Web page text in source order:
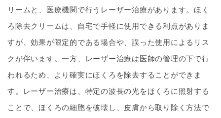
リームと、医療機関で行うレーザー治療があります。ほく
ろ除去クリームは、自宅で手軽に使用できる利点がありま
すが、効果が限定的である場合や、誤った使用によるリス
クが伴います。一方、レーザー治療は医師の管理の下で行
われるため、より確実にほくろを除去することができま
す。レーザー治療は、特定の波長の光をほくろに照射する
ことで、ほくろの細胞を破壊し、皮膚から取り除く方法で